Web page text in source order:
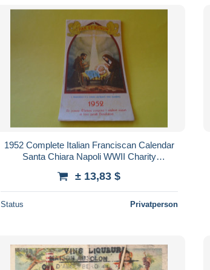
1952 Complete Italian Franciscan Calendar
Santa Chiara Napoli WWII Charity
± 13,83 $
Status Privatperson